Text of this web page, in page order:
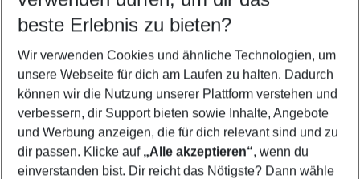
5-8 Nächte
2 Erwachsene Keine Kinder
Mehr Filter anzeigen
beste Erlebnis zu bieten?
Wir verwenden Cookies und ähnliche Technologien, um
unsere Webseite für dich am Laufen zu halten. Dadurch
können wir die Nutzung unserer Plattform verstehen und
verbessern, dir Support bieten sowie Inhalte, Angebote
und Werbung anzeigen, die für dich relevant sind und zu
dir passen. Klicke auf „Alle akzeptieren“, wenn du
einverstanden bist. Dir reicht das Nötigste? Dann wähle